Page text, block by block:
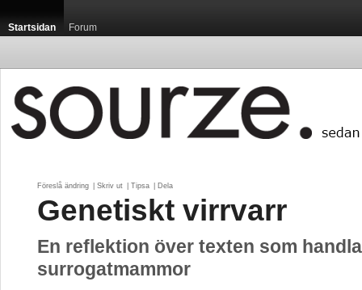
Startsidan Forum
Föreslå ändring Skriv ut Tipsa Dela
Genetiskt virrvarr
En reflektion över texten som
surrogatmammor